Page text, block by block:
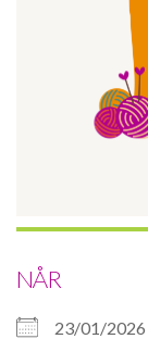
NÅR
23/01/2026